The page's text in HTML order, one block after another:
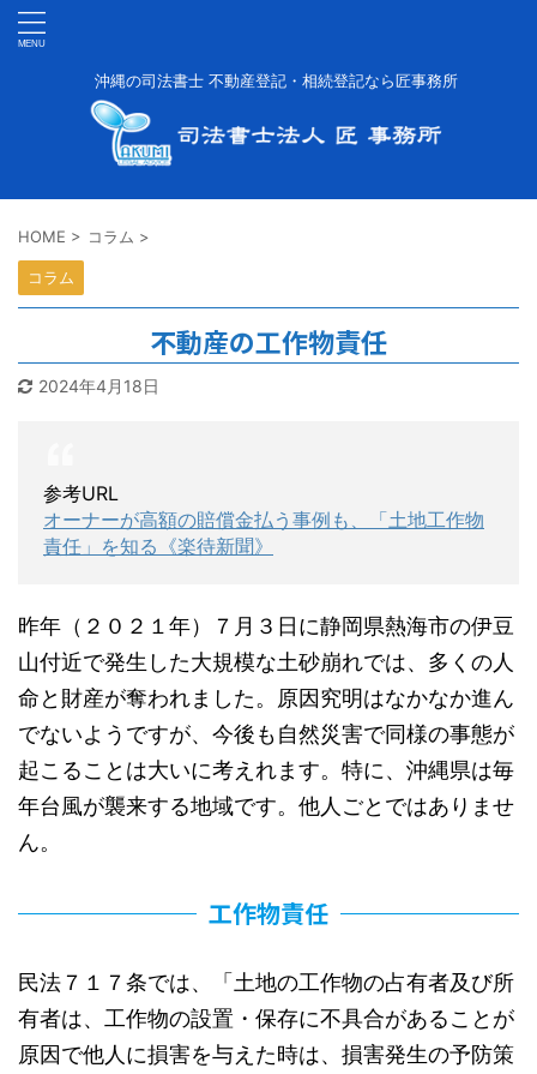
沖縄の司法書士 不動産登記・相続登記なら匠事務所
HOME > コラム >
コラム
不動産の工作物責任
2024年4月18日
参考URL
オーナーが高額の賠償金払う事例も、「土地工作物
責任」を知る《楽待新聞》
昨年（２０２１年）７月３日に静岡県熱海市の伊豆
山付近で発生した大規模な土砂崩れでは、多くの人
命と財産が奪われました。原因究明はなかなか進ん
でないようですが、今後も自然災害で同様の事態が
起こることは大いに考えれます。特に、沖縄県は毎
年台風が襲来する地域です。他人ごとではありませ
ん。
工作物責任
民法７１７条では、「土地の工作物の占有者及び所
有者は、工作物の設置・保存に不具合があることが
原因で他人に損害を与えた時は、損害発生の予防策